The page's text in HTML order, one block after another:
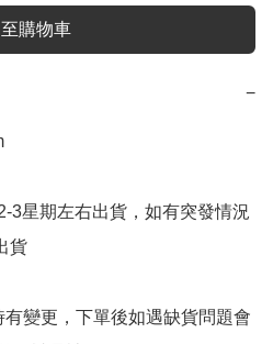
購物車
−
3星期左右出貨，如有突發情況
貨
變更，下單後如遇缺貨問題會